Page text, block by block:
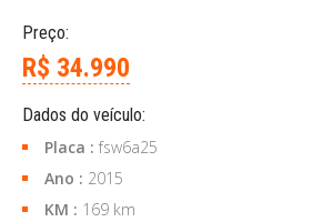
Preço:
R$ 34.990
Dados do veículo:
Placa : fsw6a25
Ano : 2015
KM : 169 km